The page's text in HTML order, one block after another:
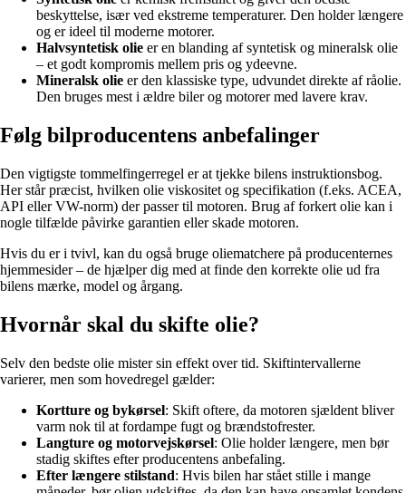
beskyttelse, især ved ekstreme temperaturer. Den holder længere
og er ideel til moderne motorer.
Halvsyntetisk olie er en blanding af syntetisk og mineralsk olie
– et godt kompromis mellem pris og ydeevne.
Mineralsk olie er den klassiske type, udvundet direkte af råolie.
Den bruges mest i ældre biler og motorer med lavere krav.
Følg bilproducentens anbefalinger
Den vigtigste tommelfingerregel er at tjekke bilens instruktionsbog.
Her står præcist, hvilken olie viskositet og specifikation (f.eks. ACEA,
API eller VW-norm) der passer til motoren. Brug af forkert olie kan i
nogle tilfælde påvirke garantien eller skade motoren.
Hvis du er i tvivl, kan du også bruge oliematchere på producenternes
hjemmesider – de hjælper dig med at finde den korrekte olie ud fra
bilens mærke, model og årgang.
Hvornår skal du skifte olie?
Selv den bedste olie mister sin effekt over tid. Skiftintervallerne
varierer, men som hovedregel gælder:
Kortture og bykørsel: Skift oftere, da motoren sjældent bliver
varm nok til at fordampe fugt og brændstofrester.
Langture og motorvejskørsel: Olie holder længere, men bør
stadig skiftes efter producentens anbefaling.
Efter længere stilstand: Hvis bilen har stået stille i mange